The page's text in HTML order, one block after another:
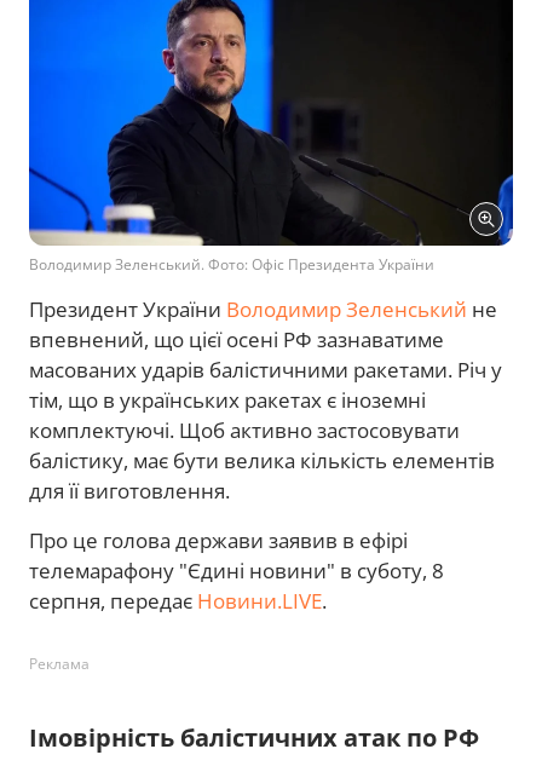
Володимир Зеленський. Фото: Офіс Президента України
Президент України Володимир Зеленський не
впевнений, що цієї осені РФ зазнаватиме
масованих ударів балістичними ракетами. Річ у
тім, що в українських ракетах є іноземні
комплектуючі. Щоб активно застосовувати
балістику, має бути велика кількість елементів
для її виготовлення.
Про це голова держави заявив в ефірі
телемарафону "Єдині новини" в суботу, 8
серпня, передає Новини.LIVE.
Реклама
Імовірність балістичних атак по РФ